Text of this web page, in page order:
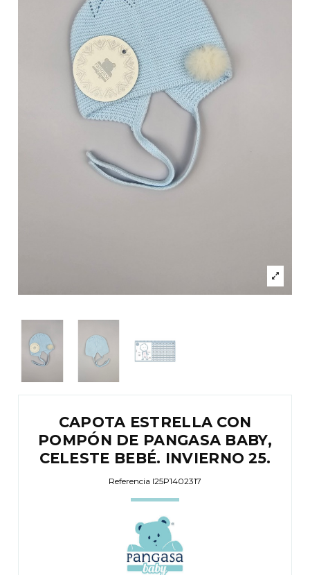
CAPOTA ESTRELLA CON
POMPÓN DE PANGASA BABY,
CELESTE BEBÉ. INVIERNO 25.
Referencia I25P1402317